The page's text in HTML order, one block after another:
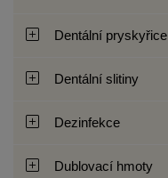
Dentální pryskyřice
Dentální slitiny
Dezinfekce
Dublovací hmoty